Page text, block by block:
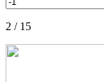
2 / 15